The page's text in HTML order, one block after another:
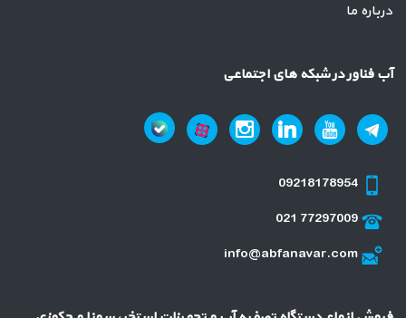
درباره ما
آب فناور در شبکه های اجتماعی
09218178954
021 77297009
info@abfanavar.com